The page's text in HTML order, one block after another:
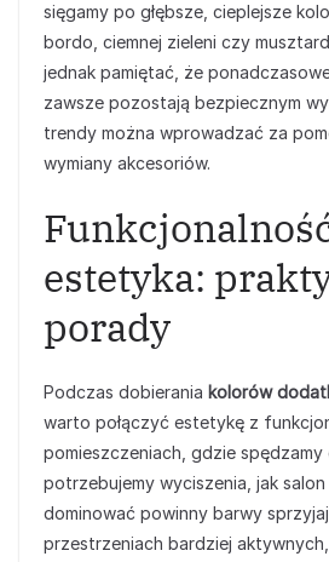
sięgamy po głębsze, cieplejsze
bordo, ciemnej zieleni czy
jednak pamiętać, że
zawsze pozostają bezpiecznym
trendy można wprowadzać za
wymiany akcesoriów.
estetyka:
porady
Podczas dobierania kolorów
warto połączyć estetykę z
pomieszczeniach, gdzie spędzamy
potrzebujemy wyciszenia, jak salon
dominować powinny barwy
przestrzeniach bardziej